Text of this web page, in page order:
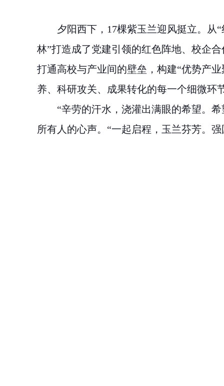
夕阳西下， 17棵紫玉兰迎风挺立。 从“
林”打造成了党建引领的红色阵地、校企
打通高校与产业间的壁垒，构建“优势产
养、科研攻关、成果转化的每一个细微环
“辛劳的汗水，浇灌出满眼的希望。
所有人的心声。 “一起启程，玉兰芬芳。